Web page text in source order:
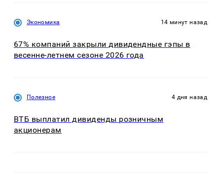
Экономика 14 минут назад
67% компаний закрыли дивидендные гэпы в
весенне-летнем сезоне 2026 года
Полезное 4 дня назад
ВТБ выплатил дивиденды розничным
акционерам